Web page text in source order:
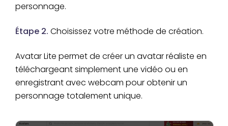
personnage.
Étape 2. Choisissez votre méthode de création.
Avatar Lite permet de créer un avatar réaliste en
téléchargeant simplement une vidéo ou en
enregistrant avec webcam pour obtenir un
personnage totalement unique.